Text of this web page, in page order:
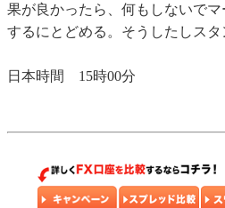
果が良かったら、何もしないで
するにとどめる。そうしたしスタ
日本時間 15時00分